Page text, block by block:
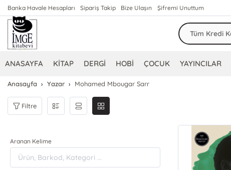
Banka Havale Hesapları Sipariş Takip Bize Ulaşın Şifremi Unuttum
ANASAYFA KİTAP DERGİ HOBİ ÇOCUK YAYINCILAR
Anasayfa Yazar Mohamed Mbougar Sarr
Filtre
Aranan Kelime